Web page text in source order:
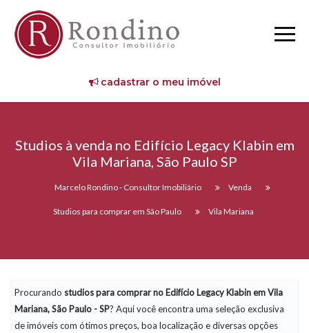
cadastrar o meu imóvel
Studios à venda no Edifício Legacy Klabin em
Vila Mariana, São Paulo SP
Marcelo Rondino - Consultor Imobiliário Venda
Studios para comprar em São Paulo Vila Mariana
Procurando studiospara comprar no Edifício Legacy Klabin em Vila
Mariana, São Paulo - SP? Aqui você encontra uma seleção exclusiva
de imóveis com ótimos preços, boa localização e diversas opções